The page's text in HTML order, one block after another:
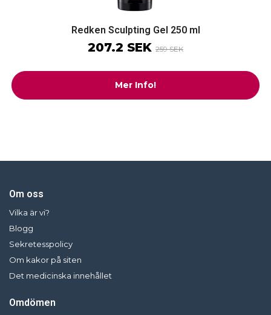
Redken Sculpting Gel 250 ml
207.2 SEK 259 SEK
Mer Info!
Om oss
Vilka är vi?
Blogg
Sekretesspolicy
Om kakor på siten
Det medicinska innehållet
Omdömen